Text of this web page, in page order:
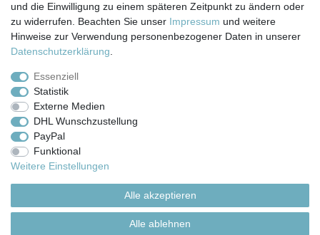
Barrierefreiheitserklärung Widerrufs­recht
Versand- & Zahlungsbedingungen
und die Einwilligung zu einem späteren Zeitpunkt zu ändern oder
zu widerrufen. Beachten Sie unser Impressum und weitere
Hinweise zur Verwendung personenbezogener Daten in unserer
Daten­schutz­erklärung
Essenziell
Statistik
Externe Medien
DHL Wunschzustellung
PayPal
Funktional
Weitere Einstellungen
Alle akzeptieren
Alle ablehnen